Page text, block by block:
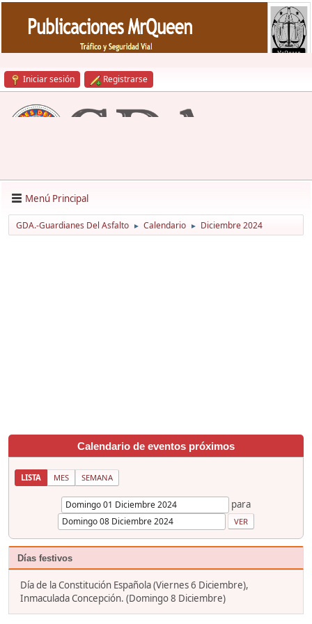
Iniciar sesión Registrarse
Menú Principal
GDA.-Guardianes Del Asfalto ► Calendario ► Diciembre 2024
Calendario de eventos próximos
LISTA MES SEMANA
para
Días festivos
Día de la Constitución Española (Viernes 6 Diciembre),
Inmaculada Concepción. (Domingo 8 Diciembre)